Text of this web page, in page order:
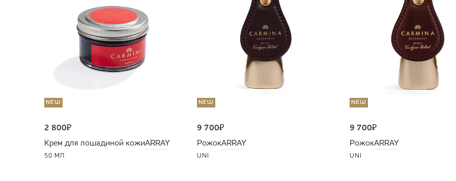
NEW
2 800₽
Крем для лошадиной кожиARRAY
50 МЛ
NEW
9 700₽
РожокARRAY
UNI
NEW
9 700₽
РожокARRAY
UNI